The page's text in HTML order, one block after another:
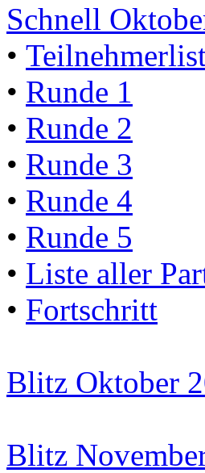
Schnell
•
• Runde 1
• Runde 2
• Runde 3
• Runde 4
• Runde 5
• Liste aller
• Fortschritt
Blitz Oktober
Blitz